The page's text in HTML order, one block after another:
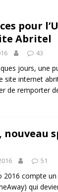
gagne vraiment
de Zinedine
pour
Abritel
43
jours, une
site internet
de remporter
51
2016 compte
qui